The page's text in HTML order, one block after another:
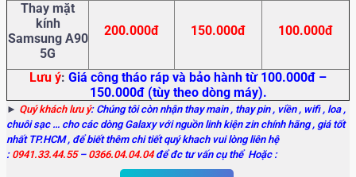
Thay mặt
kính
Samsung A90
5G
200.000đ 150.000đ 100.000đ
Lưu ý: Giá công tháo ráp và bảo hành từ 100.000đ –
150.000đ (tùy theo dòng máy).
► Quý khách lưu ý: Chúng tôi còn nhận thay main, thay pin , viền , wifi , loa ,
chuôi sạc … cho các dòng Galaxy với nguồn linh kiện zin chính hãng , giá tốt
nhất TP.HCM , để biết thêm chi tiết quý khach vui lòng liên hệ
: 0941.33.44.55– 0366.04.04.04để đc tư vấn cụ thể Hoặc :